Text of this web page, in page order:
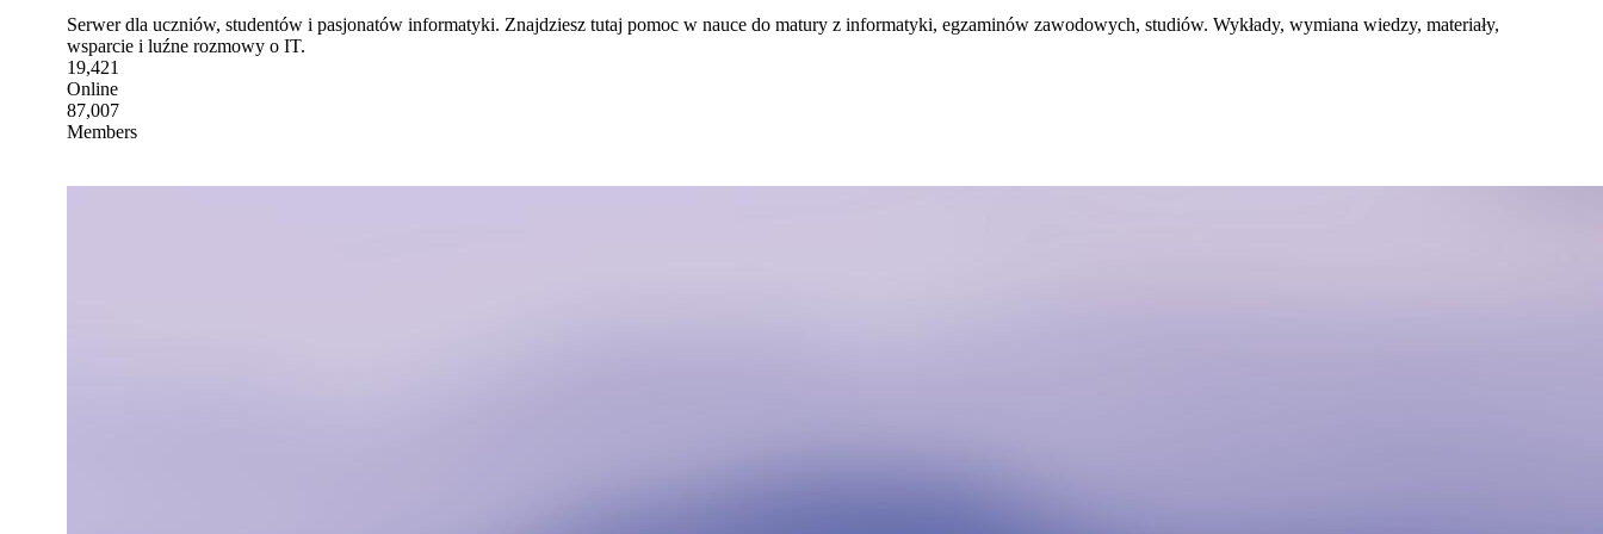
Serwer dla uczniów, studentów i pasjonatów informatyki. Znajdziesz tutaj pomoc w nauce do matury z informatyki, egzaminów zawodowych, studiów. Wykłady, wymiana wiedzy, materiały,
wsparcie i luźne rozmowy o IT.
19,421
Online
87,007
Members